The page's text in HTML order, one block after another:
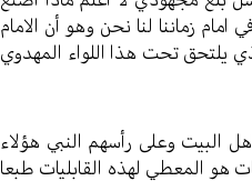
زماننا لنا نحن وهو أن الامام
يلتحق تحت هذا اللواء المهدوي
البيت وعلى رأسهم النبي هؤلاء
هو المعطي لهذه القابليات طبعا